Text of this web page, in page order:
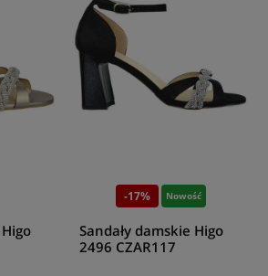
-17% Nowość
Sandały damskie Higo
2496 CZAR117